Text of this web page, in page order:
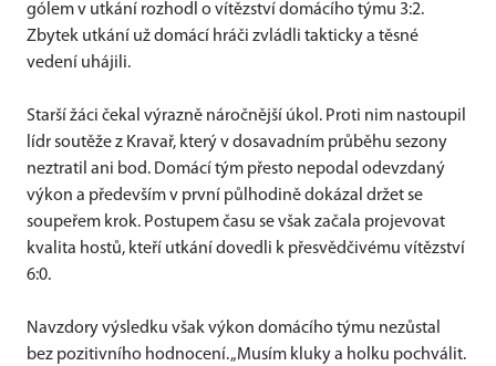
gólem v utkání rozhodl o vítězství domácího týmu 3:2.
Zbytek utkání už domácí hráči zvládli takticky a těsné
vedení uhájili.
Starší žáci čekal výrazně náročnější úkol. Proti nim nastoupil
lídr soutěže z Kravař, který v dosavadním průběhu sezony
neztratil ani bod. Domácí tým přesto nepodal odevzdaný
výkon a především v první půlhodině dokázal držet se
soupeřem krok. Postupem času se však začala projevovat
kvalita hostů, kteří utkání dovedli k přesvědčivému vítězství
6:0.
Navzdory výsledku však výkon domácího týmu nezůstal
bez pozitivního hodnocení. „Musím kluky a holku pochválit.